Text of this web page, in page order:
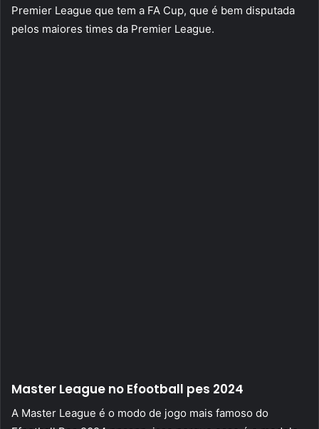
Premier League que tem a FA Cup, que é bem disputada
pelos maiores times da Premier League.
Master League no Efootball pes 2024
A Master League é o modo de jogo mais famoso do